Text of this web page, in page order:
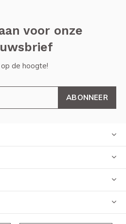
voor onze
de hoogte!
ABONNEER